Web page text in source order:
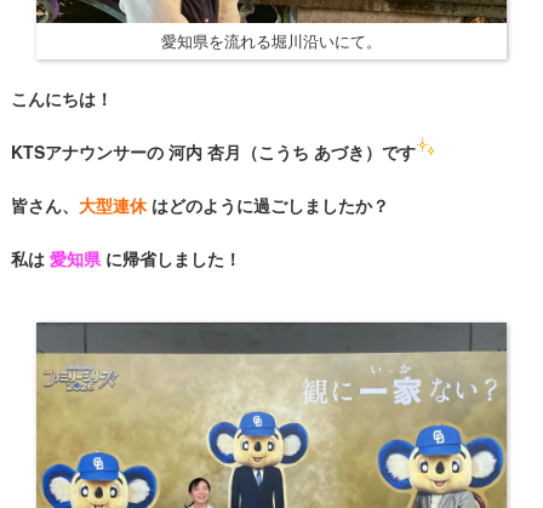
愛知県を流れる堀川沿いにて。
こんにちは！
KTSアナウンサーの 河内 杏月（こうち あづき）です
皆さん、 大型連休 はどのように過ごしましたか？
私は 愛知県に帰省しました！